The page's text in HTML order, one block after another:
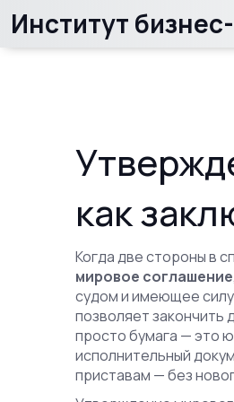
Институт
как
Когда две стороны в
мировое соглашение
судом и имеющее
позволяет закончить
просто бумага — это
исполнительный
приставам — без